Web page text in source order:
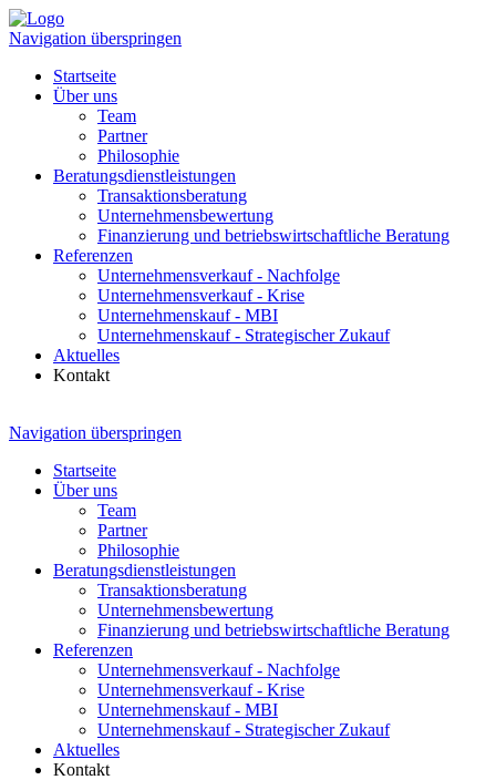
Navigation überspringen
Startseite
Über uns
Team
Partner
Philosophie
Beratungsdienstleistungen
Transaktionsberatung
Unternehmensbewertung
Finanzierung und betriebswirtschaftliche Beratung
Referenzen
Unternehmensverkauf - Nachfolge
Unternehmensverkauf - Krise
Unternehmenskauf - MBI
Unternehmenskauf - Strategischer Zukauf
Aktuelles
Kontakt
Navigation überspringen
Startseite
Über uns
Team
Partner
Philosophie
Beratungsdienstleistungen
Transaktionsberatung
Unternehmensbewertung
Finanzierung und betriebswirtschaftliche Beratung
Referenzen
Unternehmensverkauf - Nachfolge
Unternehmensverkauf - Krise
Unternehmenskauf - MBI
Unternehmenskauf - Strategischer Zukauf
Aktuelles
Kontakt